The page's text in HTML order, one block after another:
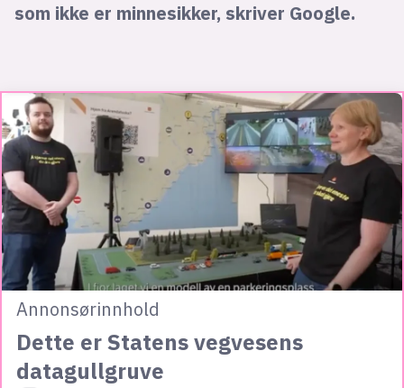
som ikke er minnesikker, skriver Google.
Annonsørinnhold
Dette er Statens vegvesens
datagullgruve